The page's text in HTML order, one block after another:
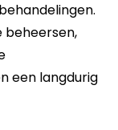
beheersen,
een langdurig